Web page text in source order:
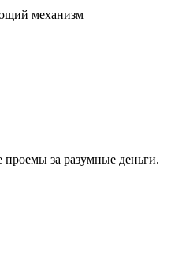
механизм
за разумные деньги.